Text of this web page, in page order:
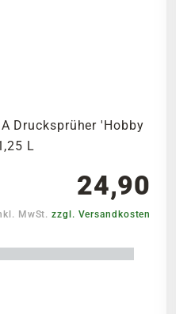
Drucksprüher 'Hobby
L
24,90
MwSt.zzgl. Versandkosten